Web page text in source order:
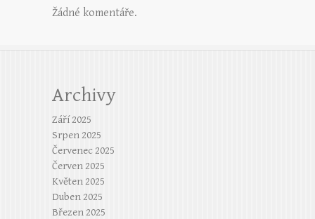
Žádné komentáře.
Archivy
Září 2025
Srpen 2025
Červenec 2025
Červen 2025
Květen 2025
Duben 2025
Březen 2025